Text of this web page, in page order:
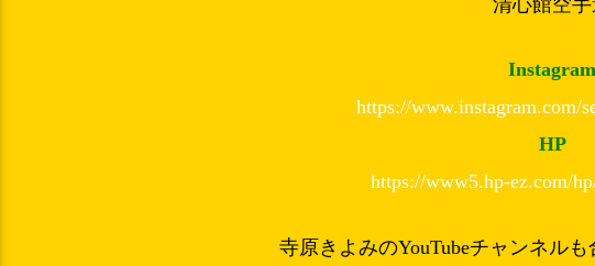
清心館空手
Instagram
https://www.instagram.com/
HP
https://www5.hp-ez.com/
寺原きよみのYouTubeチャンネル